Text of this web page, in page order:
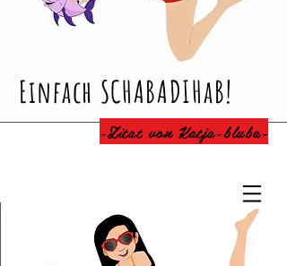
Einfach SCHABADIHaB!
-Zitat von Katja-bluba-